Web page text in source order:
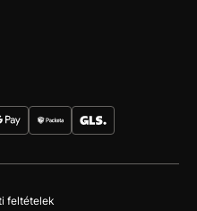
feltételek